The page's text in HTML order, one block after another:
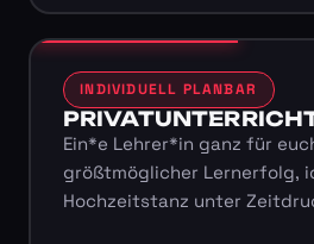
INDIVIDUELL PLANBAR
Ein*e Lehrer*in ganz für
größtmöglicher Lernerfolg,
Hochzeitstanz unter